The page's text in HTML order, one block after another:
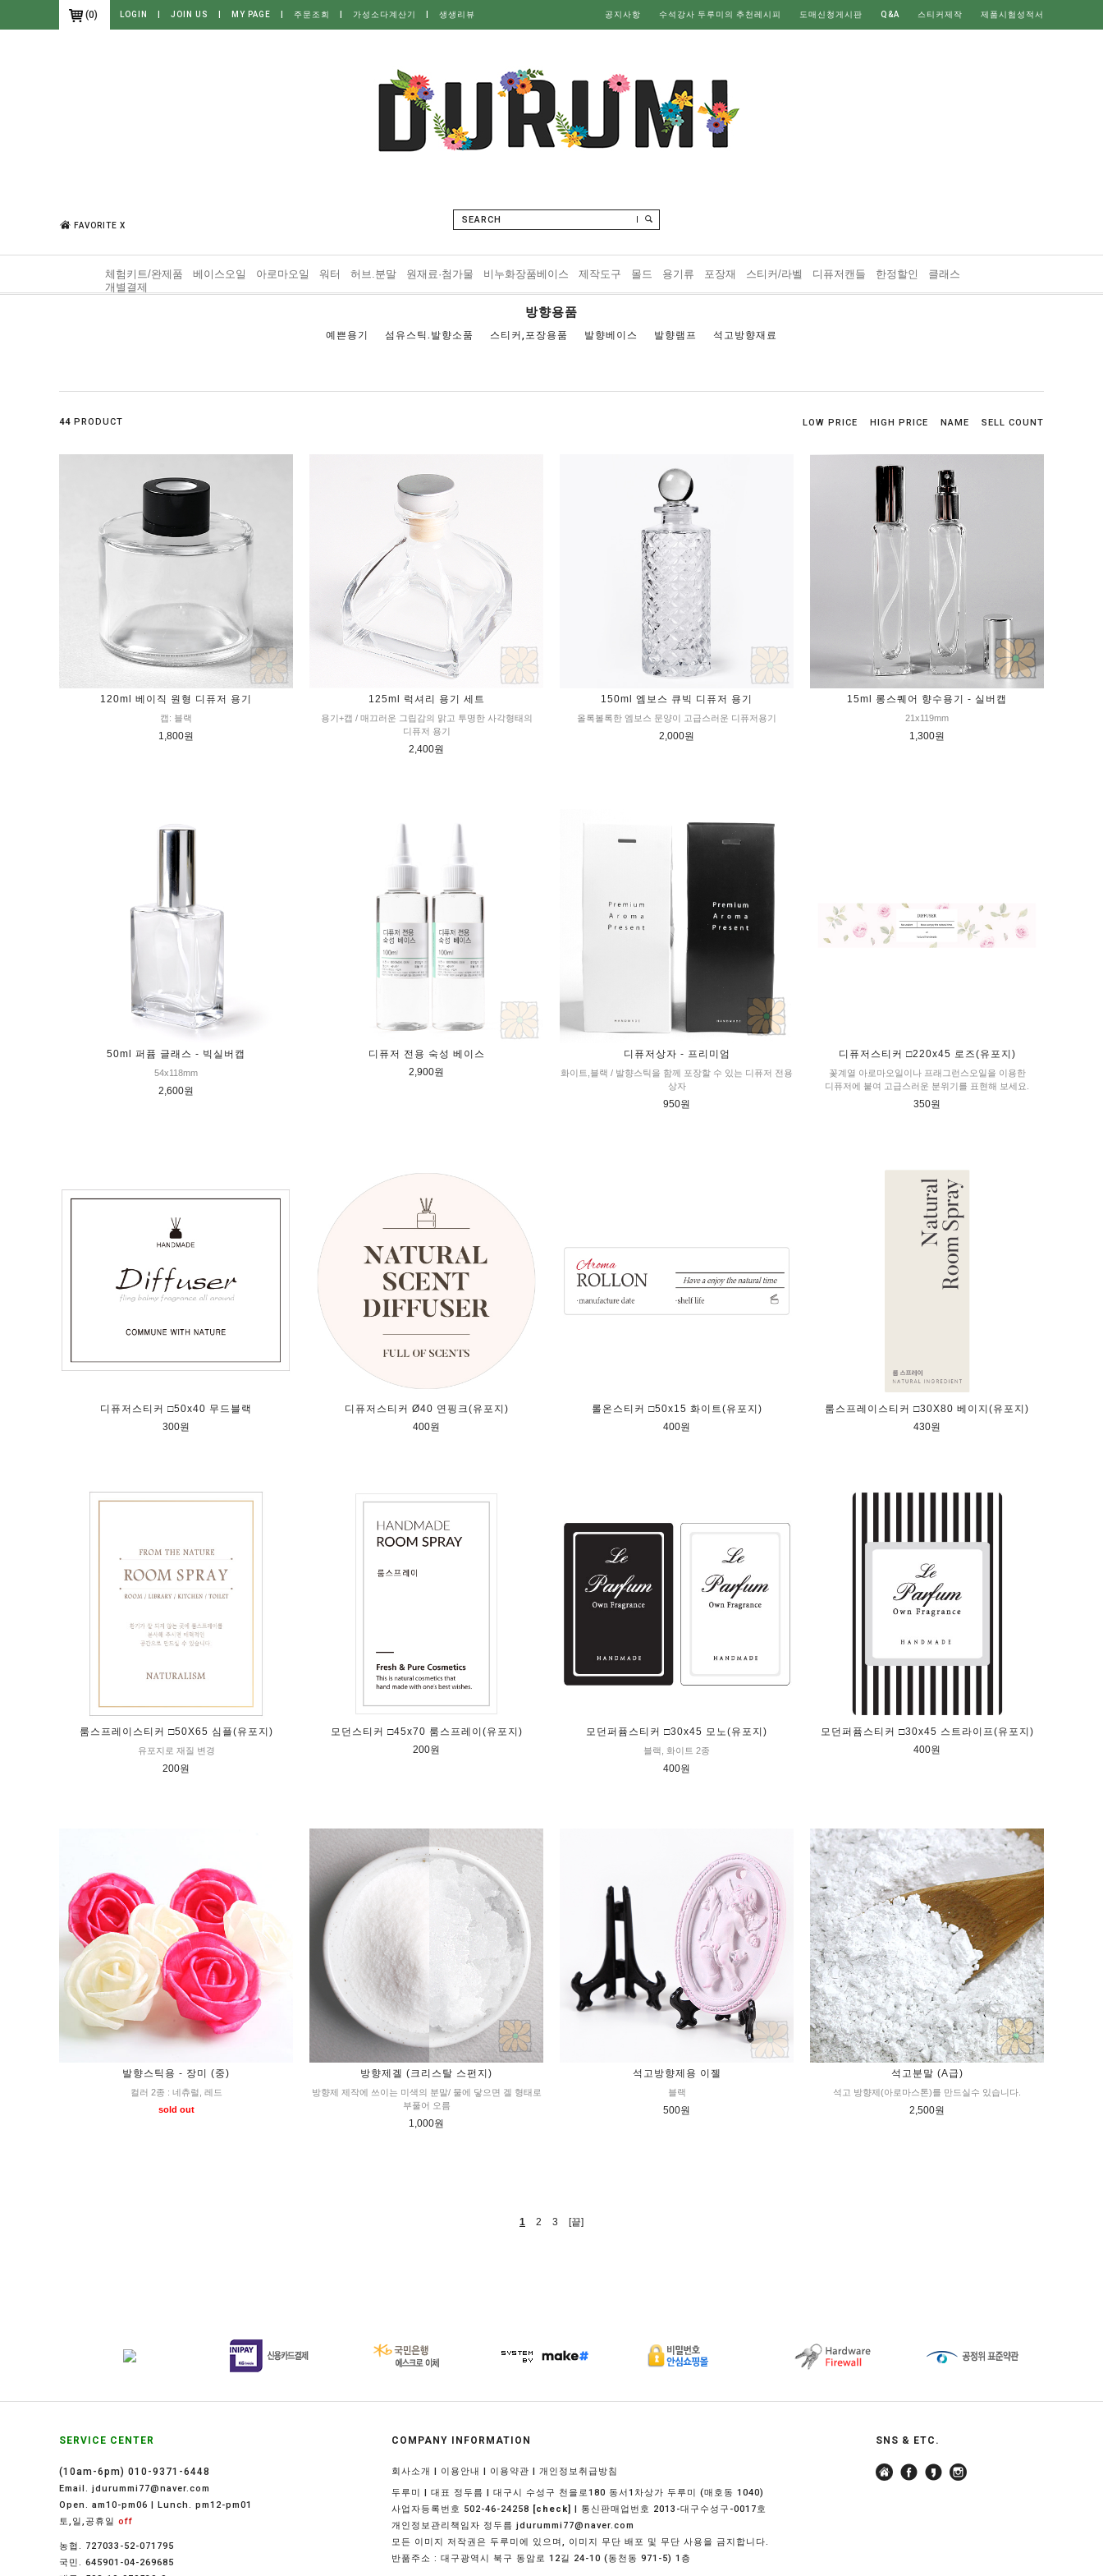
(0) LOGIN JOIN US MY PAGE 주문조회 가성소다계산기 생생리뷰 공지사항 수석강사 두루미의 추천레시피 도매신청게시판 Q&A 스티커제작 제품시험성적서
FAVORITE X
SEARCH
체험키트/완제품 베이스오일 아로마오일 워터 허브.분말 원재료·첨가물 비누화장품베이스 제작도구 몰드 용기류 포장재 스티커/라벨 디퓨저캔들 한정할인
클래스
개별결제
방향용품
예쁜용기 섬유스틱.발향소품 스티커,포장용품 발향베이스 발향램프 석고방향재료
44 PRODUCT LOW PRICE HIGH PRICE NAME SELL COUNT
120ml 베이직 원형 디퓨저 용기
캡: 블랙
1,800원
125ml 럭셔리 용기 세트
용기+캡 / 매끄러운 그립감의 맑고 투명한 사각형태의
디퓨저 용기
2,400원
150ml 엠보스 큐빅 디퓨저 용기
올록볼록한 엠보스 문양이 고급스러운 디퓨저용기
2,000원
15ml 롱스퀘어 향수용기 - 실버캡
21x119mm
1,300원
50ml 퍼퓸 글래스 - 빅실버캡
54x118mm
2,600원
디퓨저 전용 숙성 베이스
2,900원
디퓨저상자 - 프리미엄
화이트,블랙 / 발향스틱을 함께 포장할 수 있는 디퓨저 전용
상자
950원
디퓨저스티커 □220x45 로즈(유포지)
꽃계열 아로마오일이나 프래그런스오일을 이용한
디퓨저에 붙여 고급스러운 분위기를 표현해 보세요.
350원
디퓨저스티커 □50x40 무드블랙
300원
디퓨저스티커 Ø40 연핑크(유포지)
400원
롤온스티커 □50x15 화이트(유포지)
400원
룸스프레이스티커 □30X80 베이지(유포지)
430원
룸스프레이스티커 □50X65 심플(유포지)
유포지로 재질 변경
200원
모던스티커 □45x70 룸스프레이(유포지)
200원
모던퍼퓸스티커 □30x45 모노(유포지)
블랙, 화이트 2종
400원
모던퍼퓸스티커 □30x45 스트라이프(유포지)
400원
발향스틱용 - 장미 (중)
컬러 2종 : 네츄럴, 레드
sold out
방향제겔 (크리스탈 스펀지)
방향제 제작에 쓰이는 미색의 분말/ 물에 닿으면 겔 형태로
부풀어 오름
1,000원
석고방향제용 이젤
블랙
500원
석고분말 (A급)
석고 방향제(아로마스톤)를 만드실수 있습니다.
2,500원
1 2 3 [끝]
SERVICE CENTER
(10am-6pm) 010-9371-6448
Email. jdurummi77@naver.com
Open. am10-pm06 | Lunch. pm12-pm01
토,일,공휴일 off
농협. 727033-52-071795
국민. 645901-04-269685
COMPANY INFORMATION
회사소개 | 이용안내 | 이용약관 | 개인정보취급방침
두루미 | 대표 정두름 | 대구시 수성구 천을로180 동서1차상가 두루미 (매호동 1040)
사업자등록번호 502-46-24258 [check] | 통신판매업번호 2013-대구수성구-0017호
개인정보관리책임자 정두름 jdurummi77@naver.com
모든 이미지 저작권은 두루미에 있으며, 이미지 무단 배포 및 무단 사용을 금지합니다.
반품주소 : 대구광역시 북구 동암로 12길 24-10 (동천동 971-5) 1층
SNS & ETC.